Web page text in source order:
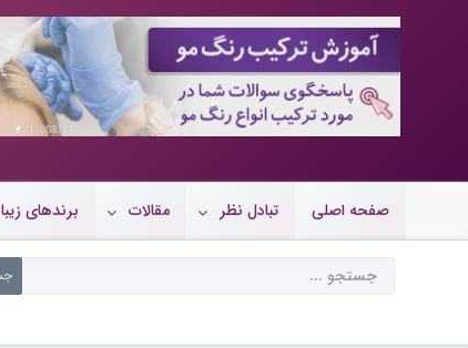
10088314
صفحه اصلی تبادل نظر مقالات برندهای زیبا